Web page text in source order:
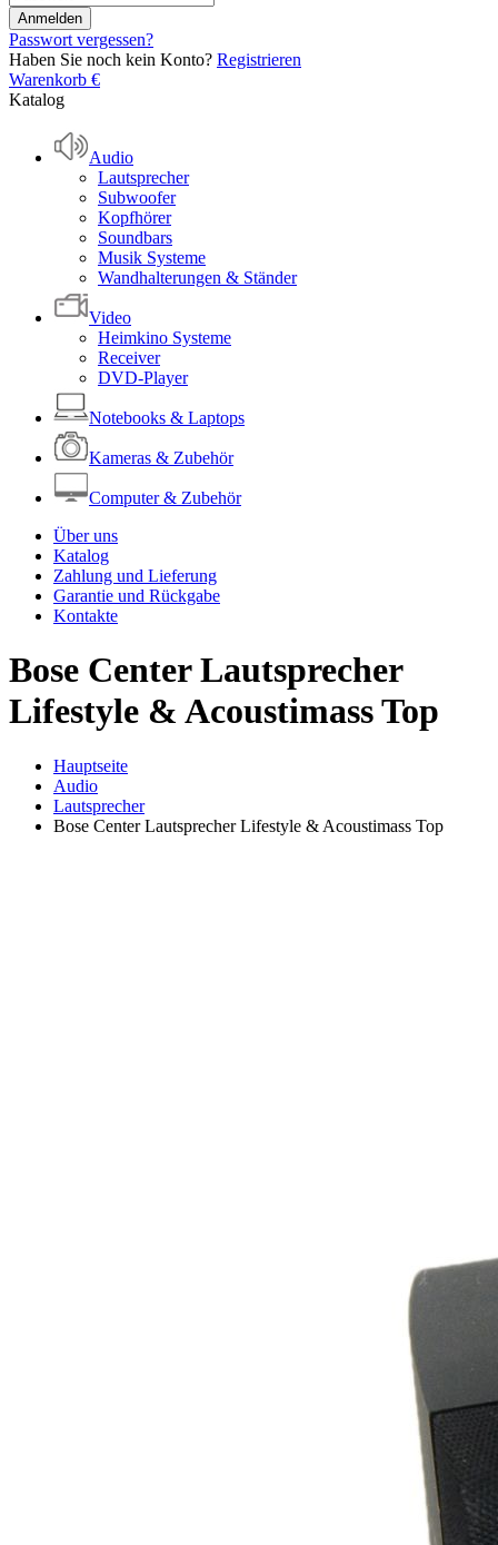
Passwort vergessen?
Haben Sie noch kein Konto? Registrieren
Warenkorb €
Katalog
Audio
Lautsprecher
Subwoofer
Kopfhörer
Soundbars
Musik Systeme
Wandhalterungen & Ständer
Video
Heimkino Systeme
Receiver
DVD-Player
Notebooks & Laptops
Kameras & Zubehör
Computer & Zubehör
Über uns
Katalog
Zahlung und Lieferung
Garantie und Rückgabe
Kontakte
Bose Center Lautsprecher
Lifestyle & Acoustimass Top
Hauptseite
Audio
Lautsprecher
Bose Center Lautsprecher Lifestyle & Acoustimass Top